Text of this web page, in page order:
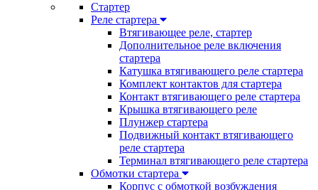
Стартер
Реле стартера
Втягивающее реле, стартер
Дополнительное реле включения
стартера
Катушка втягивающего реле стартера
Комплект контактов для стартера
Контакт втягивающего реле стартера
Крышка втягивающего реле
Плунжер стартера
Подвижный контакт втягивающего
реле стартера
Терминал втягивающего реле стартера
Обмотки стартера
Корпус с обмоткой возбуждения